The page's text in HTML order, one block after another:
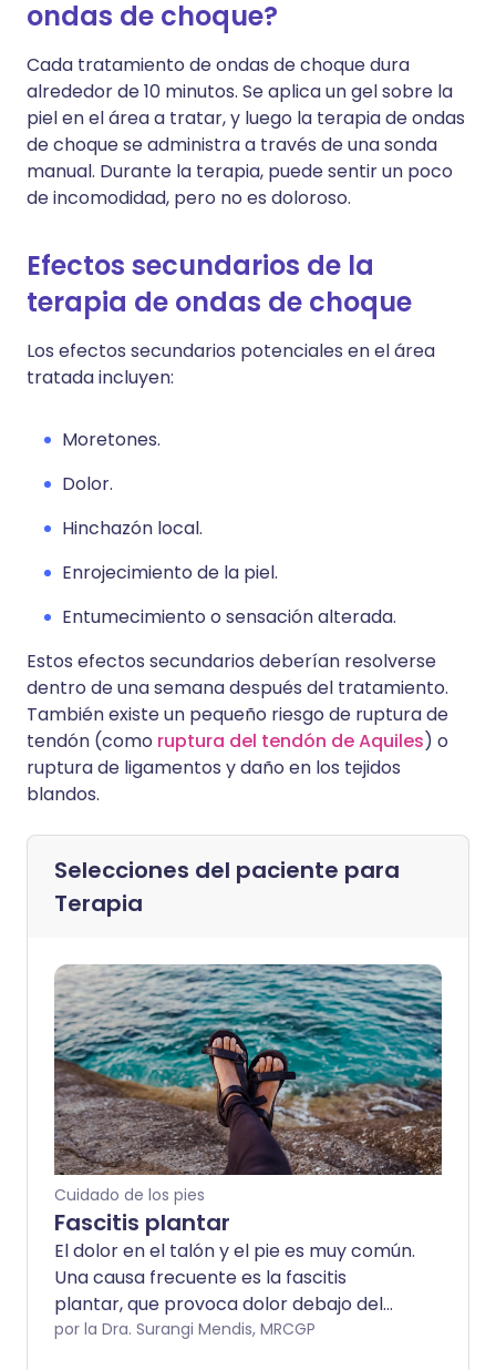
ondas de choque?
Cada tratamiento de ondas de choque dura
alrededor de 10 minutos. Se aplica un gel sobre la
piel en el área a tratar, y luego la terapia de ondas
de choque se administra a través de una sonda
manual. Durante la terapia, puede sentir un poco
de incomodidad, pero no es doloroso.
Efectos secundarios de la
terapia de ondas de choque
Los efectos secundarios potenciales en el área
tratada incluyen:
Moretones.
Dolor.
Hinchazón local.
Enrojecimiento de la piel.
Entumecimiento o sensación alterada.
Estos efectos secundarios deberían resolverse
dentro de una semana después del tratamiento.
También existe un pequeño riesgo de ruptura de
tendón (como ruptura del tendón de Aquiles) o
ruptura de ligamentos y daño en los tejidos
blandos.
Selecciones del paciente para
Terapia
Cuidado de los pies
Fascitis plantar
El dolor en el talón y el pie es muy común.
Una causa frecuente es la fascitis
plantar, que provoca dolor debajo del
talón. Generalmente desaparece con el
por la Dra. Surangi Mendis, MRCGP